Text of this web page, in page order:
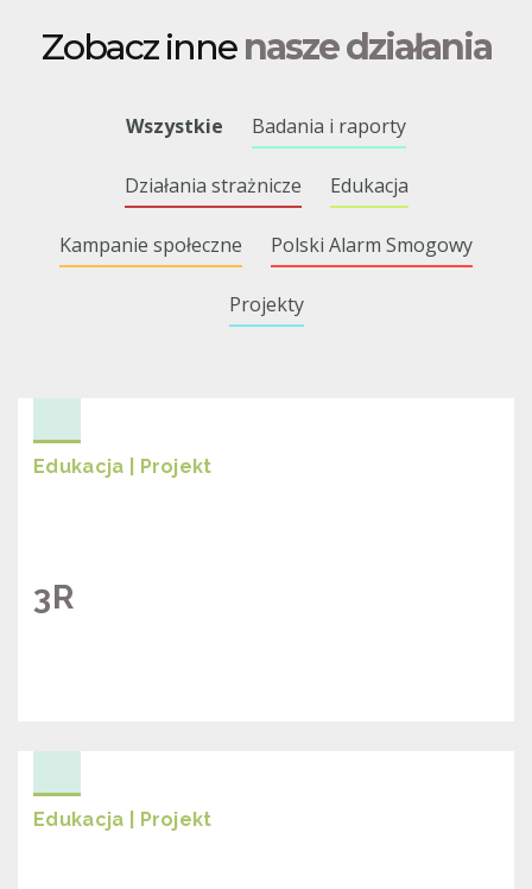
Zobacz innenasze działania
Wszystkie Badania i raporty
Działania strażnicze Edukacja
Kampanie społeczne Polski Alarm Smogowy
Projekty
Edukacja | Projekt
3R
Edukacja | Projekt